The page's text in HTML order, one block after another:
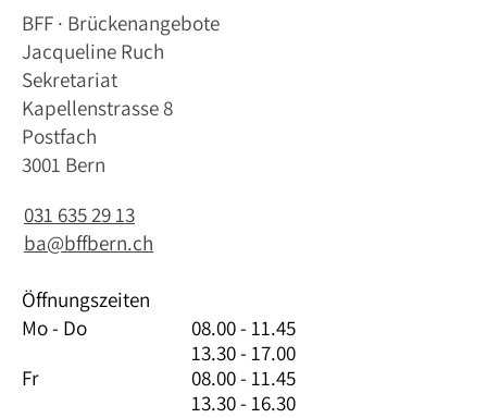
BFF · Brückenangebote
Jacqueline Ruch
Sekretariat
Kapellenstrasse 8
Postfach
3001 Bern
031 635 29 13
ba@bffbern.ch
Öffnungszeiten
Mo - Do
08.00 - 11.45
13.30 - 17.00
Fr
08.00 - 11.45
13.30 - 16.30